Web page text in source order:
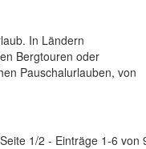
In Ländern
Bergtouren oder
Pauschalurlauben, von
Seite 1/2 - Einträge 1-6 von